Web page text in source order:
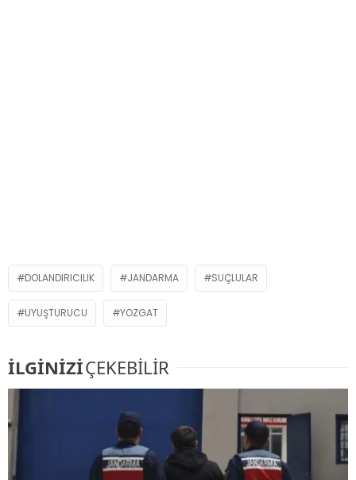
DOLANDIRICILIK JANDARMA SUÇLULAR
UYUŞTURUCU YOZGAT
İLGİNİZİÇEKEBİLİR